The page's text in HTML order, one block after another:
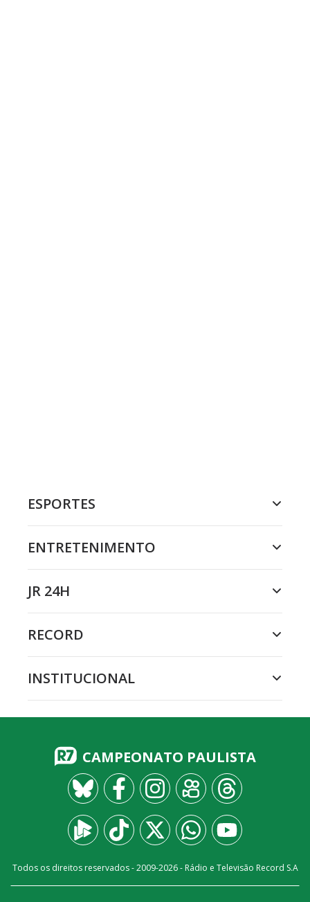
ESPORTES
ENTRETENIMENTO
JR 24H
RECORD
INSTITUCIONAL
CAMPEONATO PAULISTA
Todos os direitos reservados - 2009-2026- Rádio e Televisão Record S.A